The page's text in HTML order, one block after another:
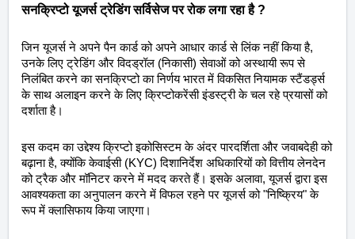
सनक्रिप्टो यूजर्स ट्रेडिंग सर्विसेज पर रोक लगा रहा है ?
जिन यूजर्स ने अपने पैन कार्ड को अपने आधार कार्ड से लिंक नहीं किया है,
उनके लिए ट्रेडिंग और विदड्रॉल (निकासी) सेवाओं को अस्थायी रूप से
निलंबित करने का सनक्रिप्टो का निर्णय भारत में विकसित नियामक स्टैंडर्ड्स
के साथ अलाइन करने के लिए क्रिप्टोकरेंसी इंडस्ट्री के चल रहे प्रयासों को
दर्शाता है।
इस कदम का उद्देश्य क्रिप्टो इकोसिस्टम के अंदर पारदर्शिता और जवाबदेही को
बढ़ाना है, क्योंकि केवाईसी (KYC) दिशानिर्देश अधिकारियों को वित्तीय लेनदेन
को ट्रैक और मॉनिटर करने में मदद करते हैं। इसके अलावा, यूजर्स द्वारा इस
आवश्यकता का अनुपालन करने में विफल रहने पर यूजर्स को "निष्क्रिय" के
रूप में क्लासिफाय किया जाएगा।